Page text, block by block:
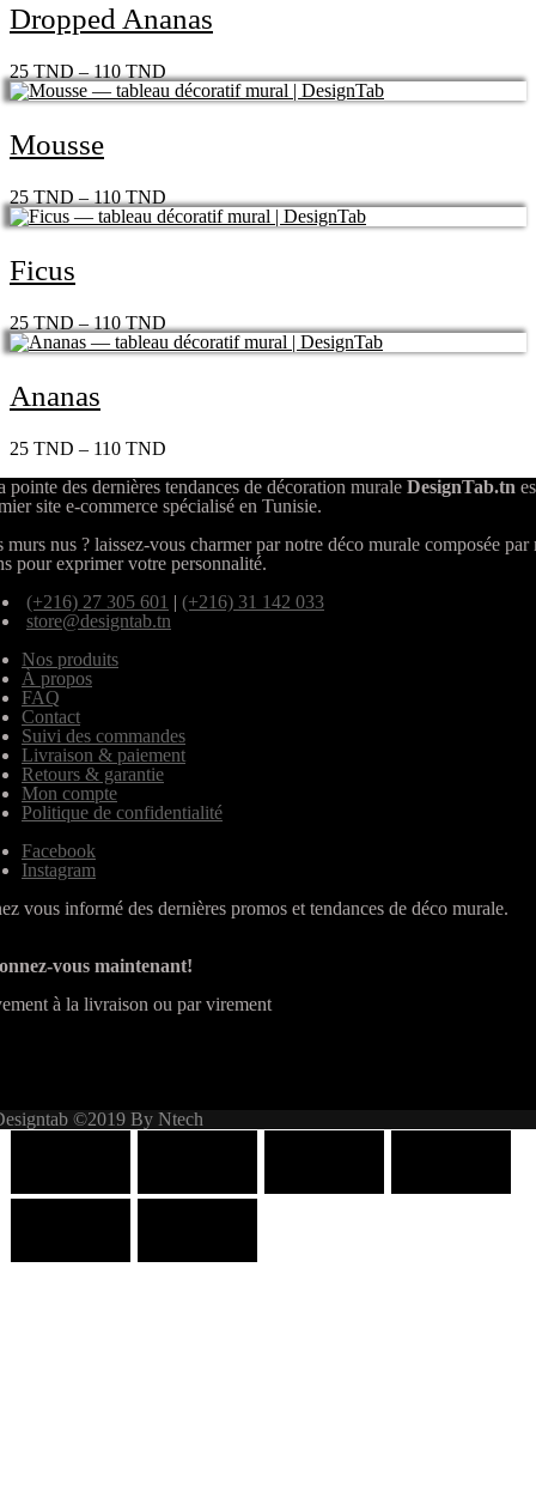
Dropped Ananas
25TND–110TND
Mousse
25TND–110TND
Ficus
25TND–110TND
Ananas
25 TND – 110 TND
pointe des dernières tendances de décoration murale DesignTab.tn
site e-commerce spécialisé en Tunisie.
murs nus ? laissez-vous charmer par notre déco murale composée par
pour exprimer votre personnalité.
(+216) 27 305 601 | (+216) 31 142 033
store@designtab.tn
Nos produits
À propos
FAQ
Contact
Suivi des commandes
Livraison & paiement
Retours & garantie
Mon compte
Politique de confidentialité
Facebook
Instagram
vous informé des dernières promos et tendances de déco murale.
vous maintenant!
à la livraison ou par virement
©2019 By Ntech